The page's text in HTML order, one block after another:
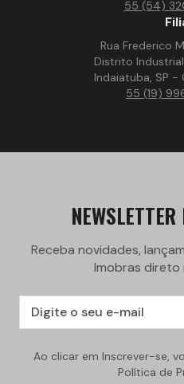
55 (54)
Rua Frederico
Distrito
Indaiatuba, SP -
55 (19)
Receba novidades,
Imobras direto
Ao clicar em Inscrever-se,
Política de